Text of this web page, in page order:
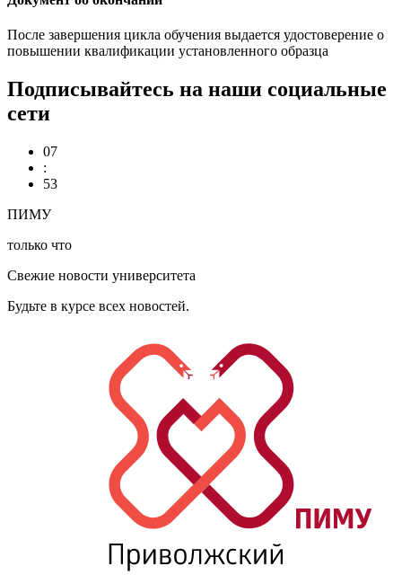
После завершения цикла обучения выдается удостоверение о
повышении квалификации установленного образца
Подписывайтесь на наши социальные
сети
07
:
53
ПИМУ
только что
Свежие новости университета
Будьте в курсе всех новостей.